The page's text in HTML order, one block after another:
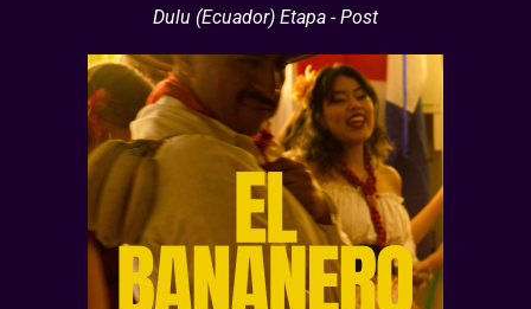
Dulu (Ecuador) Etapa - Post